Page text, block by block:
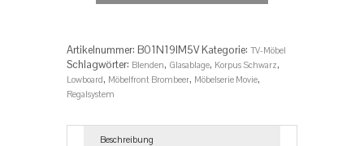
Artikelnummer: ‎‎‎‎‎‎B01N19IM5VKategorie: TV-Möbel
Schlagwörter: Blenden, Glasablage, Korpus Schwarz,
Lowboard, Möbelfront Brombeer, Möbelserie Movie,
Regalsystem
Beschreibung